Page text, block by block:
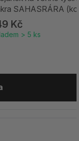
SAHASRÁRA
| fialový
Kč
> 5 ks